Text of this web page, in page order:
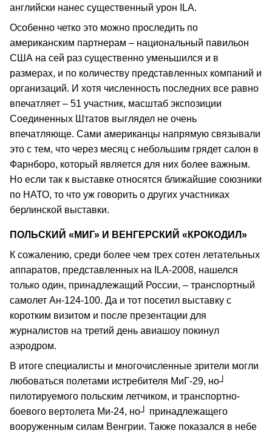
английски нанес существенный урон ILA.
Особенно четко это можно проследить по
американским партнерам – национальный павильон
США на сей раз существенно уменьшился и в
размерах, и по количеству представленных компаний и
организаций. И хотя численность последних все равно
впечатляет – 51 участник, масштаб экспозиции
Соединенных Штатов выглядел не очень
впечатляюще. Сами американцы напрямую связывали
это с тем, что через месяц с небольшим грядет салон в
Фарнборо, который является для них более важным.
Но если так к выставке относятся ближайшие союзники
по НАТО, то что уж говорить о других участниках
берлинской выставки.
ПОЛЬСКИЙ «МИГ» И ВЕНГЕРСКИЙ «КРОКОДИЛ»
К сожалению, среди более чем трех сотен летательных
аппаратов, представленных на ILA-2008, нашелся
только один, принадлежащий России, – транспортный
самолет Ан-124-100. Да и тот посетил выставку с
коротким визитом и после презентации для
журналистов на третий день авиашоу покинул
аэродром.
В итоге специалисты и многочисленные зрители могли
любоваться полетами истребителя МиГ-29, но┘
пилотируемого польским летчиком, и транспортно-
боевого вертолета Ми-24, но┘ принадлежащего
вооруженным силам Венгрии. Также показался в небе